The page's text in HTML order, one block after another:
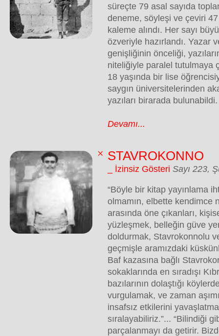
süreçte 79 asal sayıda
deneme, söyleşi ve çeviri
kaleme alındı. Her sayı
özveriyle hazırlandı. Yazar
genişliğinin önceliği,
niteliğiyle paralel tutulmaya
18 yaşında bir lise
saygın üniversitelerinden
yazıları birarada bulunabildi.
Devamı...
STAVROKONNO
_ İzinsiz Gösteri Sayı 223,
“Böyle bir kitap yayınlama
olmamın, elbette kendimce
arasında öne çıkanları,
yüzleşmek, belleğin güve
doldurmak, Stavrokonnolu
geçmişle aramızdaki
Baf kazasına bağlı
sokaklarında en sıradışı
bazılarının dolaştığı
vurgulamak, ve zaman
insafsız etkilerini
sıralayabiliriz.”... “Bilindiği
parçalanmayı da getirir.